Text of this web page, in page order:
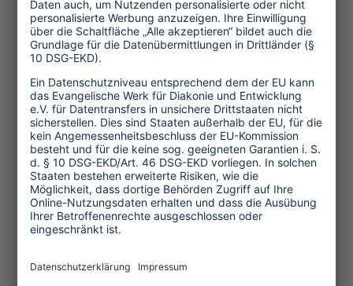
einlassen, die nicht allein auf
Geschäftsbeziehungen beruhen. Dabei
gilt es, Menschen und Situationen offen
und nicht durch vorurteilsbehaftete
Filter zu betrachten. So können
Grundlagen für Begegnungen
geschaffen werden, die postkolonialen
Stereotypen entgegenwirken.
Younes Johannes Brik Adam Klinge ist
Absolvent des Masters-Studiengangs
Sporttourismus und
Masterarbeit mit dem Titel „